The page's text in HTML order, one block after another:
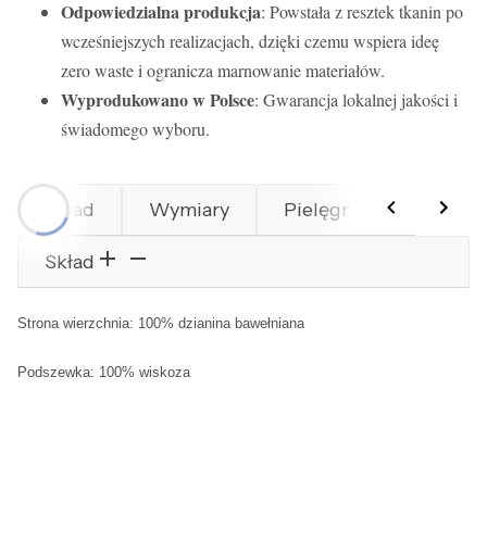
Odpowiedzialna produkcja: Powstała z resztek tkanin po
wcześniejszych realizacjach, dzięki czemu wspiera ideę
zero waste i ogranicza marnowanie materiałów.
Wyprodukowano w Polsce: Gwarancja lokalnej jakości i
świadomego wyboru.
Skład Wymiary Pielęgnacja
Skład
Strona wierzchnia: 100% dzianina bawełniana
Podszewka: 100% wiskoza